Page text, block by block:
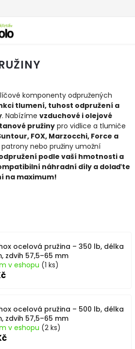
komponenty odpružených
tlumení, tuhost odpružení a
. Nabízíme vzduchové i olejové
pružiny pro vidlice a tlumiče
FOX, Marzocchi, Force a
patrony nebo pružiny umožní
podle vaší hmotnosti a
náhradní díly a dolaďte
na maximum!
ocelová pružina – 350 lb, délka
zdvih 57,5–65 mm
v eshopu (1 ks)
ocelová pružina – 500 lb, délka
zdvih 57,5–65 mm
v eshopu (2 ks)